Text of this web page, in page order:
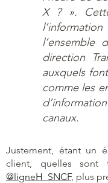
X ? ».
direction
auxquels
comme les
canaux.
Justement, étant un
client, quelles
@ligneH_SNCF, plus